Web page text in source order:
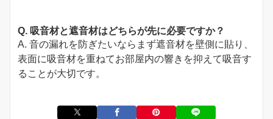
Q. 吸音材と遮音材はどちらが先に必要ですか？
A. 音の漏れを防ぎたいならまず遮音材を壁側に貼り、
表面に吸音材を重ねてお部屋内の響きを抑えて吸音す
ることが大切です。